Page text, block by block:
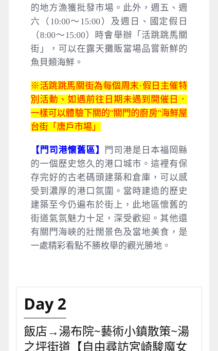
的地方漁獲批發市場。此外，週五、週
六（10:00～15:00）及週日、國定假日
（8:00～15:00）時會舉辦「活跳跳馬關
街」，可以在露天攤販當場品嘗新鮮的
魚貝類海鮮。
※活跳跳馬關街為每個周末·假日主催特
別活動、如遇前往日期未遇到開催日．
一樣可以體驗下關的"關門的廚房"海鮮屋
台街「唐戶市場」
【門司港懷舊區】
門司港是日本福岡縣
的一個歷史悠久的港口城市。這裡有保
存完好的古老碼頭建築和倉庫，可以感
受到濃厚的港口氛圍。當時建造的歷史
建築至今仍遍布於街上，此地區懷舊的
街道氣氛魅力十足，深受歡迎。其他還
有關門海峽的壯闊景色及當地美食，是
一處精彩看點不勝枚舉的觀光勝地。
Day 2
飯店→湯布院~藝術小鎮散策~湯
之坪街道【自由尋訪宮崎駿魔女